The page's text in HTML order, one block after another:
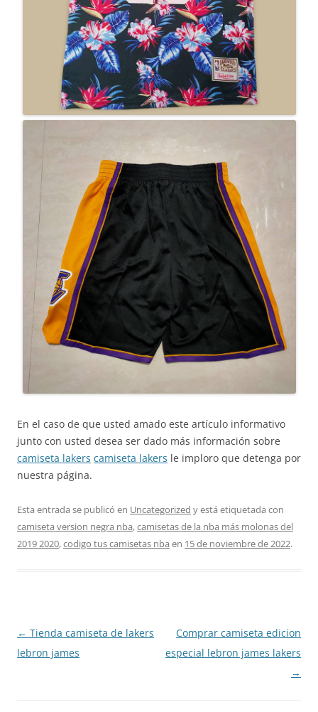
En el caso de que usted amado este artículo informativo
junto con usted desea ser dado más información sobre
camiseta lakers camiseta lakers le imploro que detenga por
nuestra página.
Esta entrada se publicó en Uncategorized y está etiquetada con
camiseta version negra nba,camisetas de la nba más molonas del
2019 2020,codigo tus camisetas nba en 15 de noviembre de 2022.
Navegación
de
← Tienda camiseta de lakers
lebron james
Comprar camiseta edicion
especial lebron james lakers
→